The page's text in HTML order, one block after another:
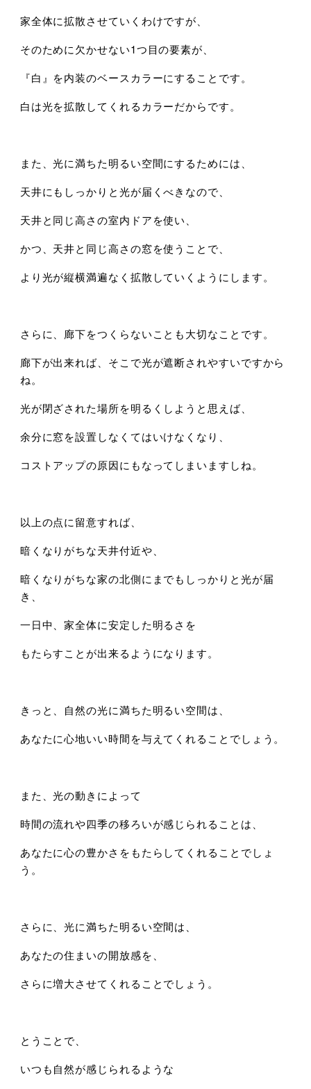
家全体に拡散させていくわけですが、
そのために欠かせない1つ目の要素が、
『白』を内装のベースカラーにすることです。
白は光を拡散してくれるカラーだからです。
また、光に満ちた明るい空間にするためには、
天井にもしっかりと光が届くべきなので、
天井と同じ高さの室内ドアを使い、
かつ、天井と同じ高さの窓を使うことで、
より光が縦横満遍なく拡散していくようにします。
さらに、廊下をつくらないことも大切なことです。
廊下が出来れば、そこで光が遮断されやすいですから
ね。
光が閉ざされた場所を明るくしようと思えば、
余分に窓を設置しなくてはいけなくなり、
コストアップの原因にもなってしまいますしね。
以上の点に留意すれば、
暗くなりがちな天井付近や、
暗くなりがちな家の北側にまでもしっかりと光が届
き、
一日中、家全体に安定した明るさを
もたらすことが出来るようになります。
きっと、自然の光に満ちた明るい空間は、
あなたに心地いい時間を与えてくれることでしょう。
また、光の動きによって
時間の流れや四季の移ろいが感じられることは、
あなたに心の豊かさをもたらしてくれることでしょ
う。
さらに、光に満ちた明るい空間は、
あなたの住まいの開放感を、
さらに増大させてくれることでしょう。
とうことで、
いつも自然が感じられるような